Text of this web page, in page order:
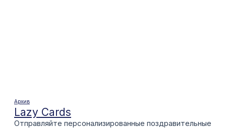
Архив
Lazy Cards
Отправляйте персонализированные поздравительные